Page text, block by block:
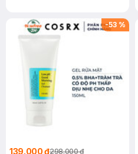
-53 %
139.000 ₫298.000 ₫